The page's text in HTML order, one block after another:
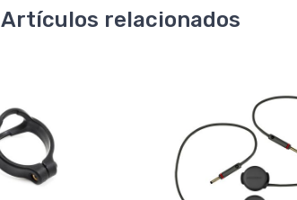
Artículos relacionados